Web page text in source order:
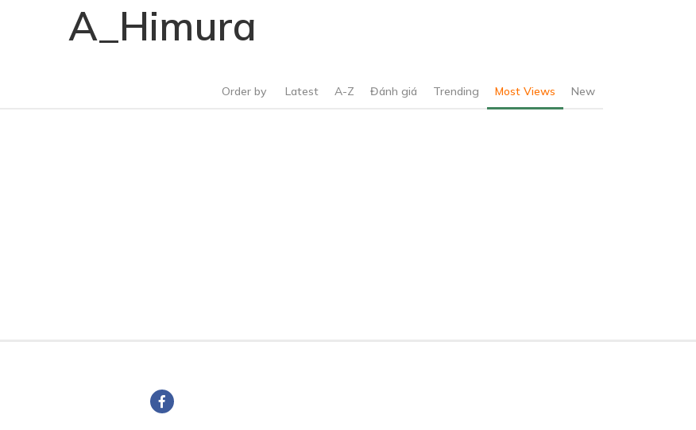
A_Himura
Order by Latest A-Z Đánh giá Trending Most Views New